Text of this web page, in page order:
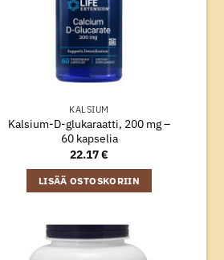
KALSIUM
Kalsium-D-glukaraatti, 200 mg –
60 kapselia
22.17€
LISÄÄ OSTOSKORIIN